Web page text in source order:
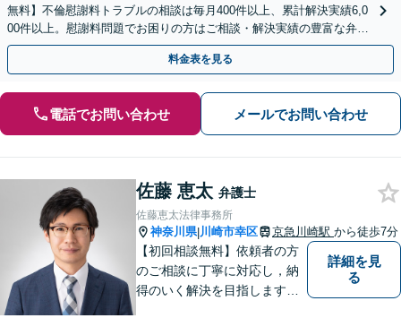
無料】不倫慰謝料トラブルの相談は毎月400件以上、累計解決実績6,0
00件以上。慰謝料問題でお困りの方はご相談・解決実績の豊富な弁護
士による無料相談をご利用ください。
料金表を見る
電話でお問い合わせ メールでお問い合わせ
佐藤 恵太 弁護士
佐藤恵太法律事務所
神奈川県|川崎市幸区 京急川崎駅 から徒歩7分
【初回相談無料】依頼者の方
のご相談に丁寧に対応し，納
得のいく解決を目指します。
詳細を見
る